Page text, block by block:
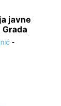
javne
-